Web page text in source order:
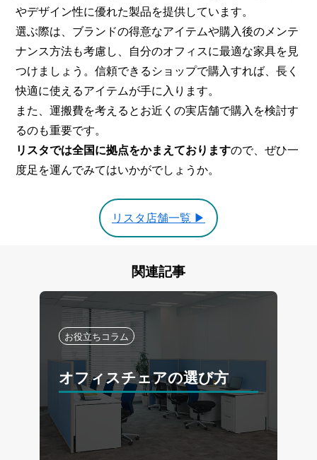
やデザイン性に優れた製品を提供しています。
選ぶ際は、ブランドの得意なアイテムや購入後のメンテ
ナンス方法も考慮し、自分のオフィスに最適な家具を見
つけましょう。信頼できるショップで購入すれば、長く
快適に使えるアイテムが手に入ります。
また、運搬費を考えるとお近くの実店舗で購入を検討す
るのも重要です。
リスタでは全国に拠点をかまえておりますので、ぜひ一
度足を運んでみてはいかがでしょうか。
リスタ店舗一覧 ▶
関連記事
オフィスチェアの選び方
お役立ちコラム